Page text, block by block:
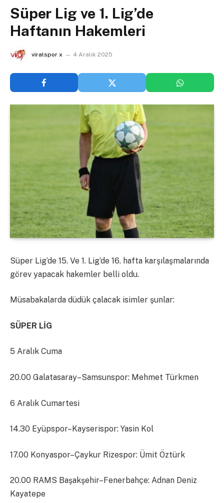
Süper Lig ve 1. Lig’de
Haftanın Hakemleri
viralspor x 4 Aralık 2025
Süper Lig’de 15. Ve 1. Lig’de 16. hafta karşılaşmalarında
görev yapacak hakemler belli oldu.
Müsabakalarda düdük çalacak isimler şunlar:
SÜPER LİG
5 Aralık Cuma
20.00 Galatasaray–Samsunspor: Mehmet Türkmen
6 Aralık Cumartesi
14.30 Eyüpspor–Kayserispor: Yasin Kol
17.00 Konyaspor–Çaykur Rizespor: Ümit Öztürk
20.00 RAMS Başakşehir–Fenerbahçe: Adnan Deniz
Kayatepe